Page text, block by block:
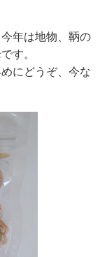
年は地物、鞆の
す。
にどうぞ、今な